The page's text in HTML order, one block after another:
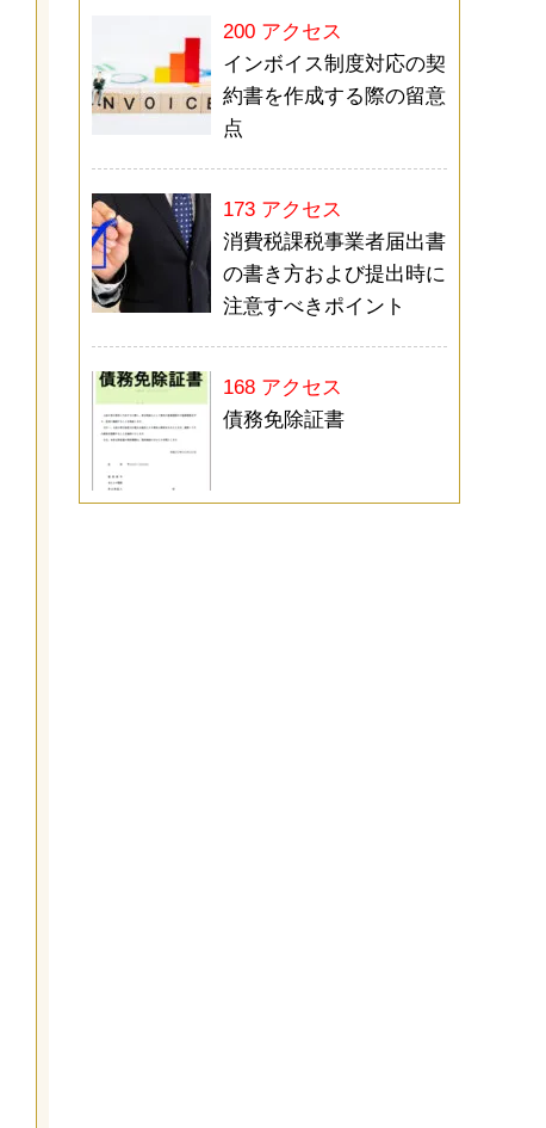
200 アクセス
インボイス制度対応の契
約書を作成する際の留意
点
173 アクセス
消費税課税事業者届出書
の書き方および提出時に
注意すべきポイント
168 アクセス
債務免除証書